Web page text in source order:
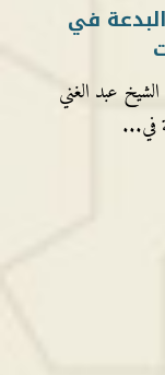
في
عبد الغني
في...